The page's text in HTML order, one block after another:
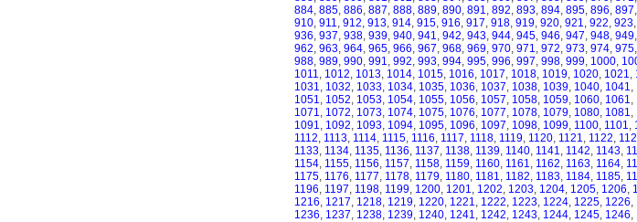
884, 885, 886, 887, 888, 889, 890, 891, 892, 893, 894, 895, 896, 897,
910, 911, 912, 913, 914, 915, 916, 917, 918, 919, 920, 921, 922, 923,
936, 937, 938, 939, 940, 941, 942, 943, 944, 945, 946, 947, 948, 949,
962, 963, 964, 965, 966, 967, 968, 969, 970, 971, 972, 973, 974, 975,
988, 989, 990, 991, 992, 993, 994, 995, 996, 997, 998, 999, 1000,
1011, 1012, 1013, 1014, 1015, 1016, 1017, 1018, 1019, 1020, 1021,
1031, 1032, 1033, 1034, 1035, 1036, 1037, 1038, 1039, 1040, 1041,
1051, 1052, 1053, 1054, 1055, 1056, 1057, 1058, 1059, 1060, 1061,
1071, 1072, 1073, 1074, 1075, 1076, 1077, 1078, 1079, 1080, 1081,
1091, 1092, 1093, 1094, 1095, 1096, 1097, 1098, 1099, 1100, 1101,
1112, 1113, 1114, 1115, 1116, 1117, 1118, 1119, 1120, 1121, 1122,
1133, 1134, 1135, 1136, 1137, 1138, 1139, 1140, 1141, 1142, 1143,
1154, 1155, 1156, 1157, 1158, 1159, 1160, 1161, 1162, 1163, 1164,
1175, 1176, 1177, 1178, 1179, 1180, 1181, 1182, 1183, 1184, 1185,
1196, 1197, 1198, 1199, 1200, 1201, 1202, 1203, 1204, 1205, 1206,
1216, 1217, 1218, 1219, 1220, 1221, 1222, 1223, 1224, 1225, 1226,
1236, 1237, 1238, 1239, 1240, 1241, 1242, 1243, 1244, 1245, 1246,